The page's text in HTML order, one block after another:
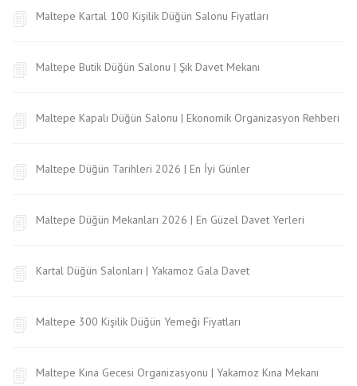
Maltepe Kartal 100 Kişilik Düğün Salonu Fiyatları
Maltepe Butik Düğün Salonu | Şık Davet Mekanı
Maltepe Kapalı Düğün Salonu | Ekonomik Organizasyon Rehberi
Maltepe Düğün Tarihleri 2026 | En İyi Günler
Maltepe Düğün Mekanları 2026 | En Güzel Davet Yerleri
Kartal Düğün Salonları | Yakamoz Gala Davet
Maltepe 300 Kişilik Düğün Yemeği Fiyatları
Maltepe Kına Gecesi Organizasyonu | Yakamoz Kına Mekanı